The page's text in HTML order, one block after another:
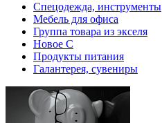
Спецодежда, инструменты
Мебель для офиса
Группа товара из экселя
Новое С
Продукты питания
Галантерея, сувениры